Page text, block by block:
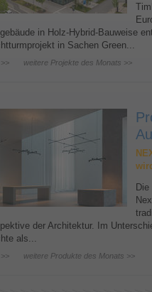
in Holz-Hybrid-Bauweise
in Sachen Green...
weitere Projekte des Monats >>
der Architektur. Im
als...
weitere Produkte des Monats >>